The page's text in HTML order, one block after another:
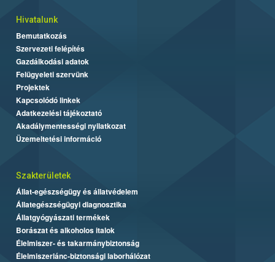
Hivatalunk
Bemutatkozás
Szervezeti felépítés
Gazdálkodási adatok
Felügyeleti szervünk
Projektek
Kapcsolódó linkek
Adatkezelési tájékoztató
Akadálymentességi nyilatkozat
Üzemeltetési információ
Szakterületek
Állat-egészségügy és állatvédelem
Állategészségügyi diagnosztika
Állatgyógyászati termékek
Borászat és alkoholos italok
Élelmiszer- és takarmánybiztonság
Élelmiszerlánc-biztonsági laborhálózat